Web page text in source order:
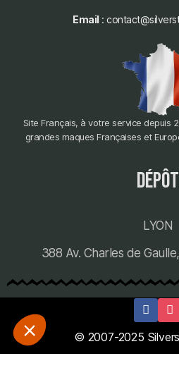
Email :
Site Français, à votre service depuis
grandes maques Françaises et
dépôt
LYON
388 Av. Charles de
© 2007-2025